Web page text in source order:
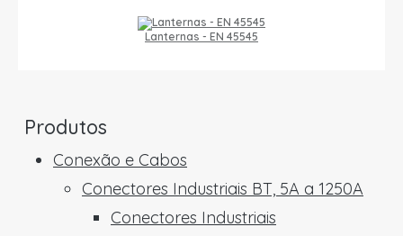
Lanternas - EN 45545
Produtos
Conexão e Cabos
Conectores Industriais BT, 5A a 1250A
Conectores Industriais